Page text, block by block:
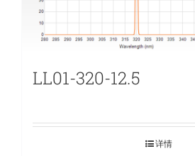
LL01-320-12.5
详情